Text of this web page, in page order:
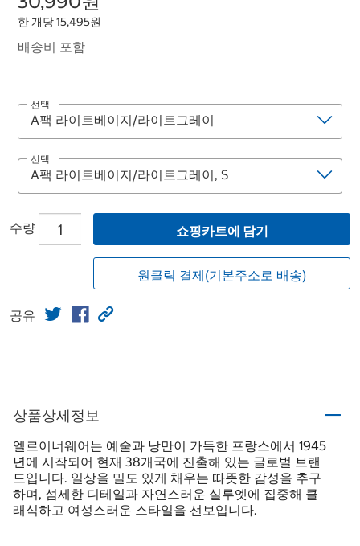
한 개당 15,495원
배송비 포함
선택
선택
수량 쇼핑카트에 담기
원클릭 결제(기본주소로 배송)
공유
상품상세정보
엘르이너웨어는 예술과 낭만이 가득한 프랑스에서 1945
년에 시작되어 현재 38개국에 진출해 있는 글로벌 브랜
드입니다. 일상을 밀도 있게 채우는 따뜻한 감성을 추구
하며, 섬세한 디테일과 자연스러운 실루엣에 집중해 클
래식하고 여성스러운 스타일을 선보입니다.